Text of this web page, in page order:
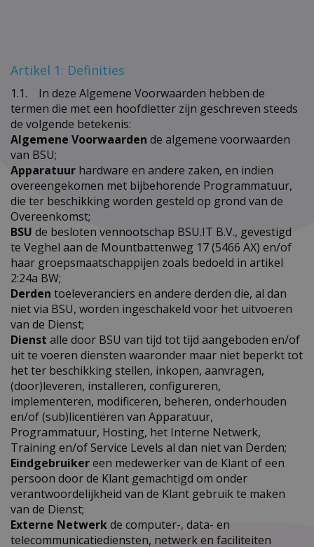
Artikel 1: Definities
1.1. In deze Algemene Voorwaarden hebben de
termen die met een hoofdletter zijn geschreven steeds
de volgende betekenis:
Algemene Voorwaarden de algemene voorwaarden
van BSU;
Apparatuur hardware en andere zaken, en indien
overeengekomen met bijbehorende Programmatuur,
die ter beschikking worden gesteld op grond van de
Overeenkomst;
BSU de besloten vennootschap BSU.IT B.V., gevestigd
te Veghel aan de Mountbattenweg 17 (5466 AX) en/of
haar groepsmaatschappijen zoals bedoeld in artikel
2:24a BW;
Derden toeleveranciers en andere derden die, al dan
niet via BSU, worden ingeschakeld voor het uitvoeren
van de Dienst;
Dienst alle door BSU van tijd tot tijd aangeboden en/of
uit te voeren diensten waaronder maar niet beperkt tot
het ter beschikking stellen, inkopen, aanvragen,
(door)leveren, installeren, configureren,
implementeren, modificeren, beheren, onderhouden
en/of (sub)licentiëren van Apparatuur,
Programmatuur, Hosting, het Interne Netwerk,
Training en/of Service Levels al dan niet van Derden;
Eindgebruikereen medewerker van de Klant of een
persoon door de Klant gemachtigd om onder
verantwoordelijkheid van de Klant gebruik te maken
van de Dienst;
Externe Netwerkde computer-, data- en
telecommunicatiediensten, netwerk en faciliteiten